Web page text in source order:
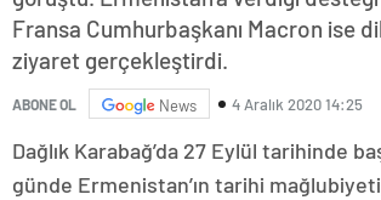
Fransa Cumhurbaşkanı Macron ise
ziyaret gerçekleştirdi.
ABONE OL News 4 Aralık 2020 14:25
Dağlık Karabağ’da 27 Eylül tarihinde
günde Ermenistan’ın tarihi